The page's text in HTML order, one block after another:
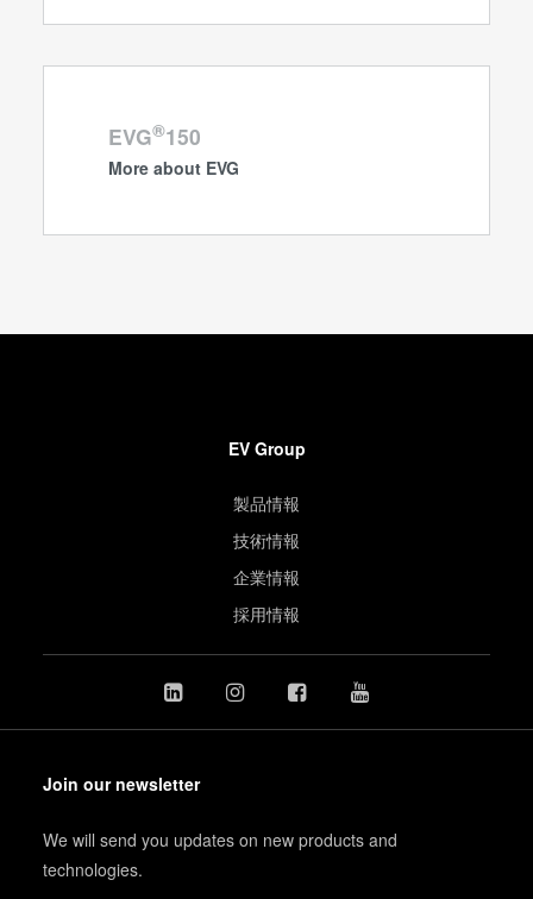
EVG®150
More about EVG
EV Group
製品情報
技術情報
企業情報
採用情報
Join our newsletter
We will send you updates on new products and
technologies.